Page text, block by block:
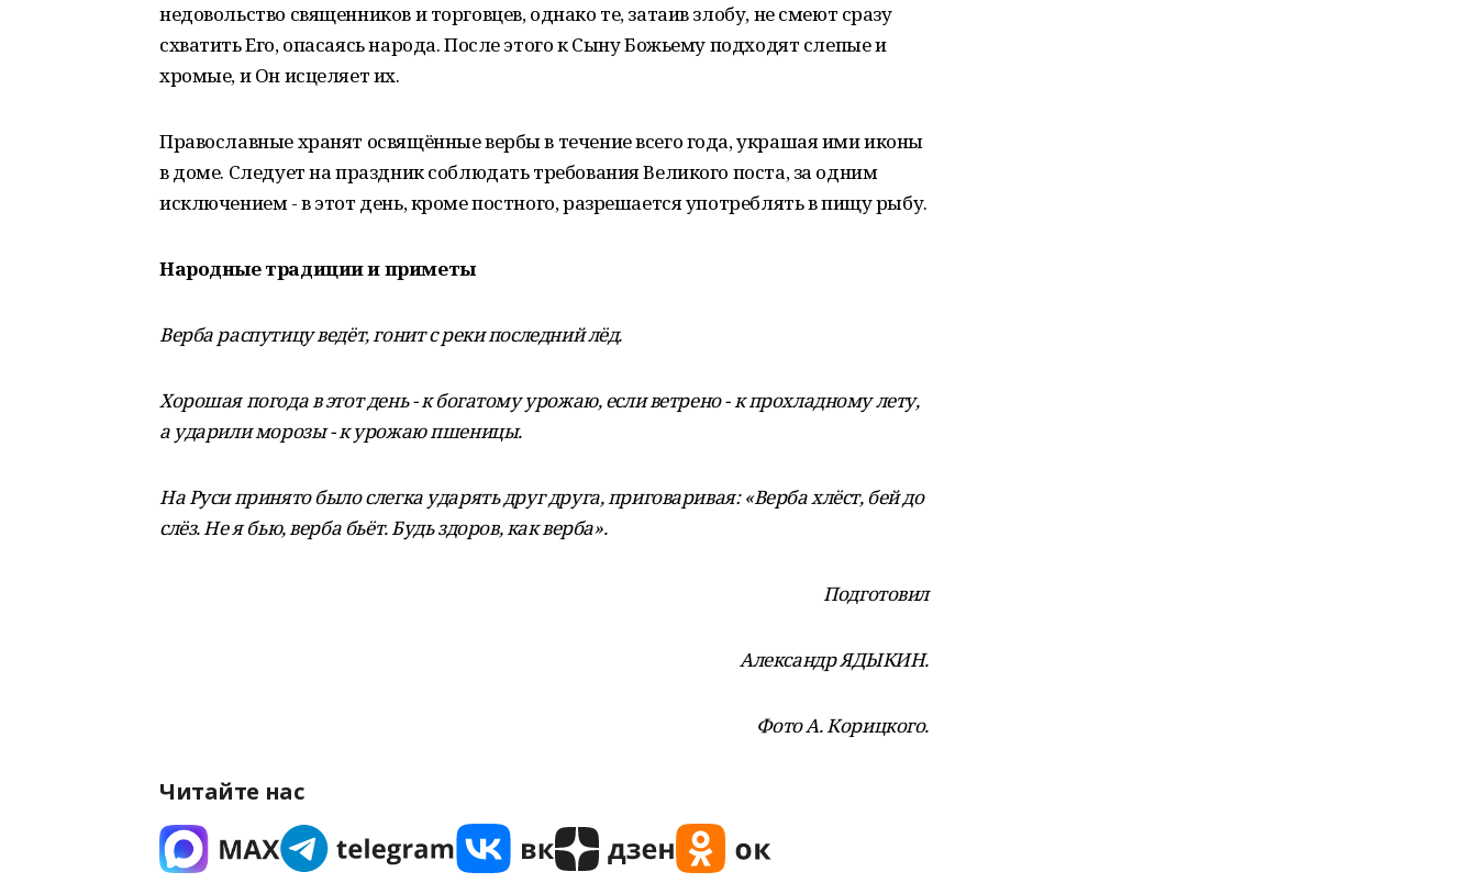
недовольство священников и торговцев, однако те, затаив злобу, не смеют сразу
схватить Его, опасаясь народа. После этого к Сыну Божьему подходят слепые и
хромые, и Он исцеляет их.
Православные хранят освящённые вербы в течение всего года, украшая ими иконы
в доме. Следует на праздник соблюдать требования Великого поста, за одним
исключением - в этот день, кроме постного, разрешается употреблять в пищу рыбу.
Народные традиции и приметы
Верба распутицу ведёт, гонит с реки последний лёд.
Хорошая погода в этот день - к богатому урожаю, если ветрено - к прохладному лету,
а ударили морозы - к урожаю пшеницы.
На Руси принято было слегка ударять друг друга, приговаривая: «Верба хлёст, бей до
слёз. Не я бью, верба бьёт. Будь здоров, как верба».
Подготовил
Александр ЯДЫКИН.
Фото А. Корицкого.
Читайте нас